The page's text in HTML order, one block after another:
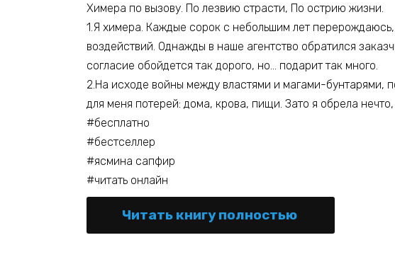
Химера по вызову. По лезвию страсти, По острию жизни.
1.Я химера. Каждые сорок с небольшим лет
воздействий. Однажды в наше агентство обратился
согласие обойдется так дорого, но… подарит так много.
2.На исходе войны между властями и магами-бунтарями,
для меня потерей: дома, крова, пищи. Зато я обрела
#бесплатно
#бестселлер
#ясмина сапфир
#читать онлайн
Читать книгу полностью